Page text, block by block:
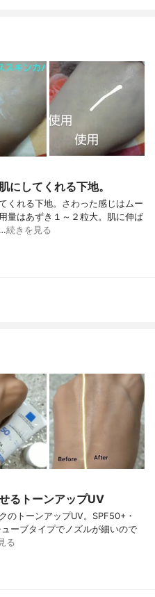
にしてくれる下地。
くれる下地。さわった感じはムー
量はあずき１～２粒大。肌に伸ば
続きを見る
るトーンアップUV
のトーンアップUV。SPF50+・
ーブタイプでノズルが細いので
る